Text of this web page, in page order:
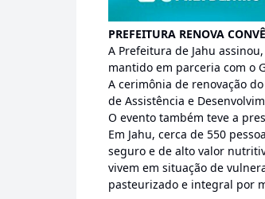
PREFEITURA RENOVA
A Prefeitura de Jahu
mantido em parceria com o
A cerimônia de renovação
de Assistência e
O evento também teve a
Em Jahu, cerca de 550
seguro e de alto valor
vivem em situação de
pasteurizado e integral por